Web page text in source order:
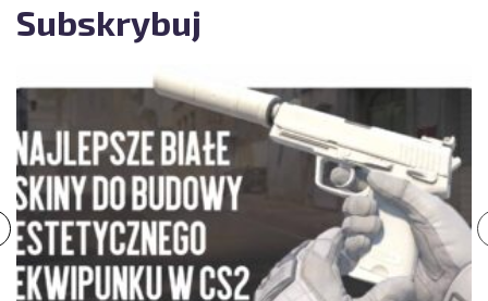
Subskrybuj